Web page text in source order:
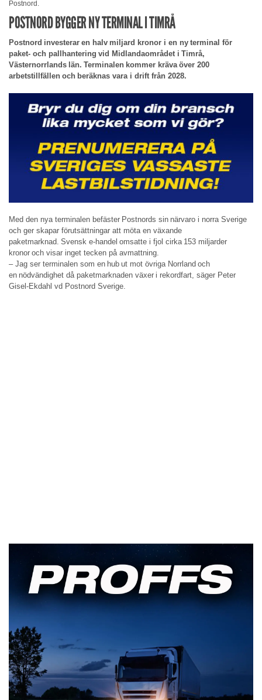
Postnord.
POSTNORD BYGGER NY TERMINAL I TIMRÅ
Postnord investerar en halv miljard kronor i en ny terminal för
paket- och pallhantering vid Midlandaområdet i Timrå,
Västernorrlands län. Terminalen kommer kräva över 200
arbetstillfällen och beräknas vara i drift från 2028.
Med den nya terminalen befäster Postnords sin närvaro i norra Sverige
och ger skapar förutsättningar att möta en växande
paketmarknad. Svensk e-handel omsatte i fjol cirka 153 miljarder
kronor och visar inget tecken på avmattning.
– Jag ser terminalen som en hub ut mot övriga Norrland och
en nödvändighet då paketmarknaden växer i rekordfart, säger Peter
Gisel-Ekdahl vd Postnord Sverige.